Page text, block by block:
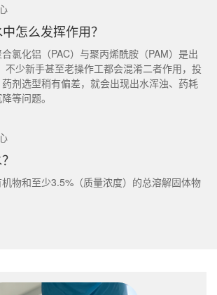
怎么发挥作用？
氯化铝（PAC）与聚丙烯酰胺（PAM）是出
不少新手甚至老操作工都会混淆二者作用，投
剂选型稍有偏差，就会出现出水浑浊、药耗
等问题。
物和至少3.5%（质量浓度）的总溶解固体物